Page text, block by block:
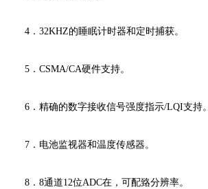
4．32KHZ的睡眠计时器和定时捕获。
5．CSMA/CA硬件支持。
6．精确的数字接收信号强度指示/LQI支持。
7．电池监视器和温度传感器。
8．8通道12位ADC在，可配臵分辨率。